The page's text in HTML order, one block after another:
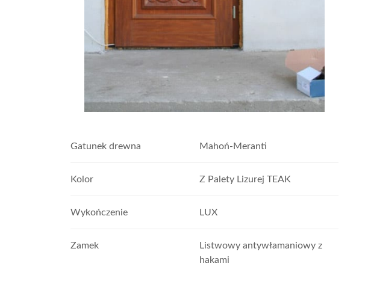
Gatunek drewna Mahoń-Meranti
Kolor Z Palety Lizurej TEAK
Wykończenie LUX
Zamek
Listwowy antywłamaniowy z
hakami